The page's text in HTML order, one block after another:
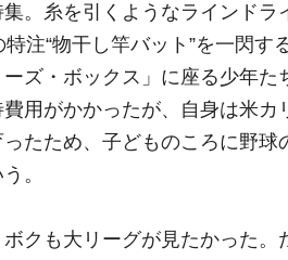
。糸を引くようなラインドラ
注“物干し竿バット”を一閃す
ズ・ボックス」に座る少年
費用がかかったが、自身は米
たため、子どものころに野球
。
ボクも大リーグが見たかった